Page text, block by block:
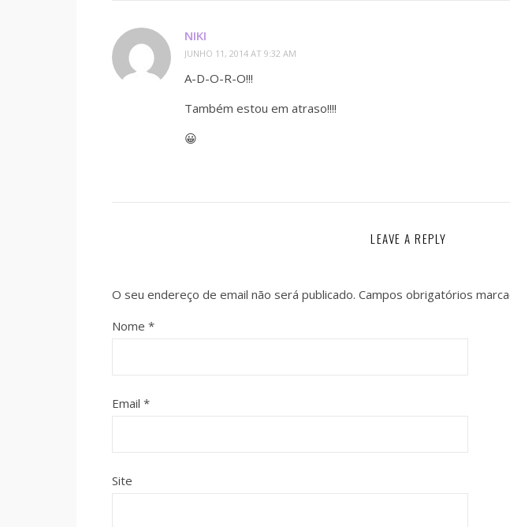
NIKI
JUNHO 11, 2014 AT 9:32 AM
A-D-O-R-O!!!
Também estou em atraso!!!!
😀
LEAVE A REPLY
O seu endereço de email não será publicado. Campos obrigatórios
Nome *
Email *
Site